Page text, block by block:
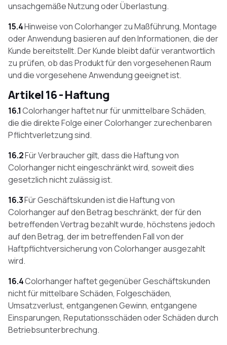
unsachgemäße Nutzung oder Überlastung.
15.4Hinweise von Colorhanger zu Maßführung, Montage
oder Anwendung basieren auf den Informationen, die der
Kunde bereitstellt. Der Kunde bleibt dafür verantwortlich
zu prüfen, ob das Produkt für den vorgesehenen Raum
und die vorgesehene Anwendung geeignet ist.
Artikel 16 - Haftung
16.1Colorhanger haftet nur für unmittelbare Schäden,
die die direkte Folge einer Colorhanger zurechenbaren
Pflichtverletzung sind.
16.2Für Verbraucher gilt, dass die Haftung von
Colorhanger nicht eingeschränkt wird, soweit dies
gesetzlich nicht zulässig ist.
16.3Für Geschäftskunden ist die Haftung von
Colorhanger auf den Betrag beschränkt, der für den
betreffenden Vertrag bezahlt wurde, höchstens jedoch
auf den Betrag, der im betreffenden Fall von der
Haftpflichtversicherung von Colorhanger ausgezahlt
wird.
16.4Colorhanger haftet gegenüber Geschäftskunden
nicht für mittelbare Schäden, Folgeschäden,
Umsatzverlust, entgangenen Gewinn, entgangene
Einsparungen, Reputationsschäden oder Schäden durch
Betriebsunterbrechung.